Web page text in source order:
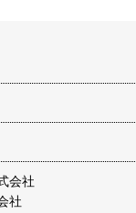
会社
社